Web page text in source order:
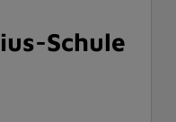
Schule